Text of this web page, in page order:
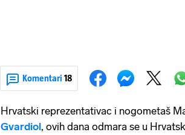
Komentari 18
Hrvatski reprezentativac i nogometaš
Gvardiol, ovih dana odmara se u